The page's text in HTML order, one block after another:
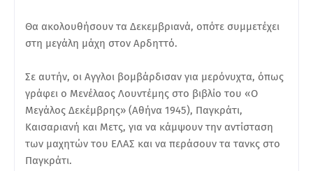
Θα ακολουθήσουν τα Δεκεμβριανά, οπότε συμμετέχει
στη μεγάλη μάχη στον Αρδηττό.
Σε αυτήν, οι Αγγλοι βομβάρδισαν για μερόνυχτα, όπως
γράφει ο Μενέλαος Λουντέμης στο βιβλίο του «Ο
Μεγάλος Δεκέμβρης» (Αθήνα 1945), Παγκράτι,
Καισαριανή και Μετς, για να κάμψουν την αντίσταση
των μαχητών του ΕΛΑΣ και να περάσουν τα τανκς στο
Παγκράτι.